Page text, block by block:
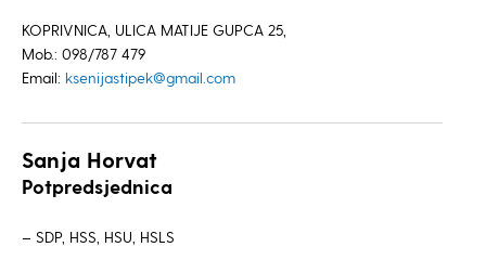
KOPRIVNICA, ULICA MATIJE GUPCA 25,
Mob.: 098/787 479
Email: ksenijastipek@gmail.com
Sanja Horvat
Potpredsjednica
– SDP, HSS, HSU, HSLS